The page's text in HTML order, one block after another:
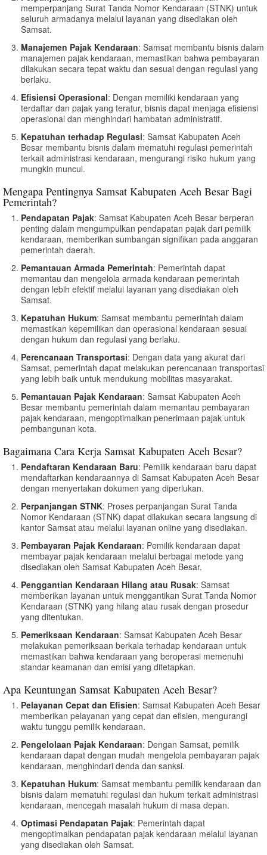
memperpanjang Surat Tanda Nomor Kendaraan (STNK) untuk
seluruh armadanya melalui layanan yang disediakan oleh
Samsat.
Manajemen Pajak Kendaraan: Samsat membantu bisnis dalam
manajemen pajak kendaraan, memastikan bahwa pembayaran
dilakukan secara tepat waktu dan sesuai dengan regulasi yang
berlaku.
Efisiensi Operasional: Dengan memiliki kendaraan yang
terdaftar dan pajak yang teratur, bisnis dapat menjaga efisiensi
operasional dan menghindari hambatan administratif.
Kepatuhan terhadap Regulasi: Samsat Kabupaten Aceh
Besar membantu bisnis dalam mematuhi regulasi pemerintah
terkait administrasi kendaraan, mengurangi risiko hukum yang
mungkin muncul.
Mengapa Pentingnya Samsat Kabupaten Aceh Besar Bagi
Pemerintah?
Pendapatan Pajak: Samsat Kabupaten Aceh Besar berperan
penting dalam mengumpulkan pendapatan pajak dari pemilik
kendaraan, memberikan sumbangan signifikan pada anggaran
pemerintah daerah.
Pemantauan Armada Pemerintah: Pemerintah dapat
memantau dan mengelola armada kendaraan pemerintah
dengan lebih efektif melalui layanan yang disediakan oleh
Samsat.
Kepatuhan Hukum: Samsat membantu pemerintah dalam
memastikan kepemilikan dan operasional kendaraan sesuai
dengan hukum dan regulasi yang berlaku.
Perencanaan Transportasi: Dengan data yang akurat dari
Samsat, pemerintah dapat melakukan perencanaan transportasi
yang lebih baik untuk mendukung mobilitas masyarakat.
Pemantauan Pajak Kendaraan: Samsat Kabupaten Aceh
Besar membantu pemerintah dalam memantau pembayaran
pajak kendaraan, mengoptimalkan penerimaan pajak untuk
pembangunan kota.
Bagaimana Cara Kerja Samsat Kabupaten Aceh Besar?
Pendaftaran Kendaraan Baru: Pemilik kendaraan baru dapat
mendaftarkan kendaraannya di Samsat Kabupaten Aceh Besar
dengan menyertakan dokumen yang diperlukan.
Perpanjangan STNK: Proses perpanjangan Surat Tanda
Nomor Kendaraan (STNK) dapat dilakukan secara langsung di
kantor Samsat atau melalui layanan online yang disediakan.
Pembayaran Pajak Kendaraan: Pemilik kendaraan dapat
membayar pajak kendaraan melalui berbagai metode yang
disediakan oleh Samsat Kabupaten Aceh Besar.
Penggantian Kendaraan Hilang atau Rusak: Samsat
memberikan layanan untuk menggantikan Surat Tanda Nomor
Kendaraan (STNK) yang hilang atau rusak dengan prosedur
yang ditentukan.
Pemeriksaan Kendaraan: Samsat Kabupaten Aceh Besar
melakukan pemeriksaan berkala terhadap kendaraan untuk
memastikan bahwa kendaraan yang beroperasi memenuhi
standar keamanan dan emisi yang ditetapkan.
Apa Keuntungan Samsat Kabupaten Aceh Besar?
Pelayanan Cepat dan Efisien: Samsat Kabupaten Aceh Besar
memberikan pelayanan yang cepat dan efisien, mengurangi
waktu tunggu pemilik kendaraan.
Pengelolaan Pajak Kendaraan: Dengan Samsat, pemilik
kendaraan dapat dengan mudah mengelola pembayaran pajak
kendaraan, menghindari denda dan sanksi.
Kepatuhan Hukum: Samsat membantu pemilik kendaraan dan
bisnis dalam mematuhi regulasi dan hukum terkait administrasi
kendaraan, mencegah masalah hukum di masa depan.
Optimasi Pendapatan Pajak: Pemerintah dapat
mengoptimalkan pendapatan pajak kendaraan melalui layanan
yang disediakan oleh Samsat.